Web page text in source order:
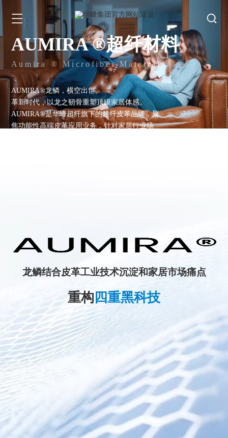
AUMIRA ®超纤材料
Aumira ® Microfiber Material
AUMIRA®龙鳞，横空出世。
革新时代，以龙之韧骨重塑顶级家居体感。
AUMIRA®是华峰超纤旗下的超纤皮革品牌，聚
焦功能性高端皮革应用业务，针对家居行业场
龙鳞结合皮革工业技术沉淀和家居市场痛点
重构 四重黑科技